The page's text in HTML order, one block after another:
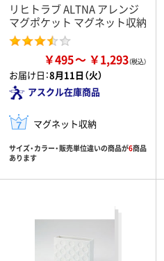
リヒトラブ ALTNA アレンジ
マグポケット マグネット収納
￥495 ￥1,293
お届け日：8月11日（火）
アスクル在庫商品
マグネット収納
サイズ・カラー・販売単位違いの商品が6商品
あります